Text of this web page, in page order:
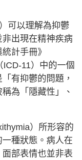
可以理解為抑鬱
出現在精神疾病
計手冊》
ICD-11）中的一個
有抑鬱的問題，
為「隱藏性」、
）所形容的
種狀態。病人在
部表情也並非表